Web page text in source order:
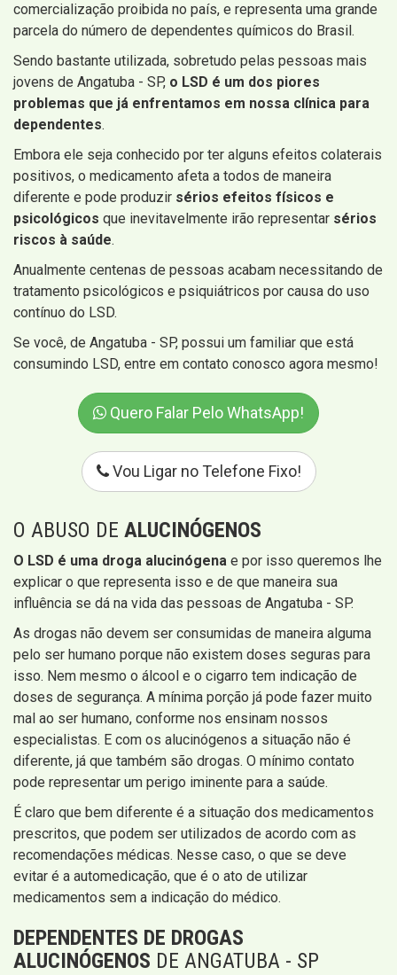
comercialização proibida no país, e representa uma grande
parcela do número de dependentes químicos do Brasil.
Sendo bastante utilizada, sobretudo pelas pessoas mais
jovens de Angatuba - SP, o LSD é um dos piores
problemas que já enfrentamos em nossa clínica para
dependentes.
Embora ele seja conhecido por ter alguns efeitos colaterais
positivos, o medicamento afeta a todos de maneira
diferente e pode produzir sérios efeitos físicos e
psicológicos que inevitavelmente irão representar sérios
riscos à saúde.
Anualmente centenas de pessoas acabam necessitando de
tratamento psicológicos e psiquiátricos por causa do uso
contínuo do LSD.
Se você, de Angatuba - SP, possui um familiar que está
consumindo LSD, entre em contato conosco agora mesmo!
Quero Falar Pelo WhatsApp!
Vou Ligar no Telefone Fixo!
O ABUSO DE ALUCINÓGENOS
O LSD é uma droga alucinógena e por isso queremos lhe
explicar o que representa isso e de que maneira sua
influência se dá na vida das pessoas de Angatuba - SP.
As drogas não devem ser consumidas de maneira alguma
pelo ser humano porque não existem doses seguras para
isso. Nem mesmo o álcool e o cigarro tem indicação de
doses de segurança. A mínima porção já pode fazer muito
mal ao ser humano, conforme nos ensinam nossos
especialistas. E com os alucinógenos a situação não é
diferente, já que também são drogas. O mínimo contato
pode representar um perigo iminente para a saúde.
É claro que bem diferente é a situação dos medicamentos
prescritos, que podem ser utilizados de acordo com as
recomendações médicas. Nesse caso, o que se deve
evitar é a automedicação, que é o ato de utilizar
medicamentos sem a indicação do médico.
DEPENDENTES DE DROGAS
ALUCINÓGENOS DE ANGATUBA - SP